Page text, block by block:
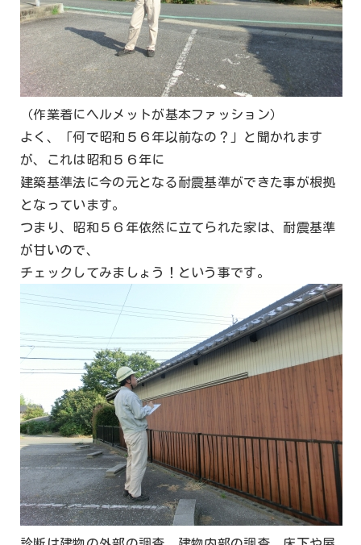
（作業着にヘルメットが基本ファッション）
よく、「何で昭和５６年以前なの？」と聞かれます
が、これは昭和５６年に
建築基準法に今の元となる耐震基準ができた事が根拠
となっています。
つまり、昭和５６年依然に立てられた家は、耐震基準
が甘いので、
チェックしてみましょう！という事です。